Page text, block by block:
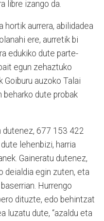
libre izango da.
hortik aurrera, abilidadea
ere, aurretik bi
edukiko dute parte-
egun zehaztuko
Goiburu auzoko Talai
beharko dute probak
677 153 422
lehenbizi, harria
Gaineratu dutenez,
deialdia egin zuten, eta
Hurrengo
dituzte, edo behintzat
luzatu dute, “azaldu eta